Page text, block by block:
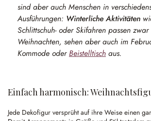
sind aber auch Menschen in
Ausführungen: Winterliche Aktivitäten
Schlittschuh- oder Skifahren passen
Weihnachten, sehen aber auch im
Kommode oderBeistelltisch aus.
Einfach harmonisch:
Jede Dekofigur versprüht auf ihre Weise einen